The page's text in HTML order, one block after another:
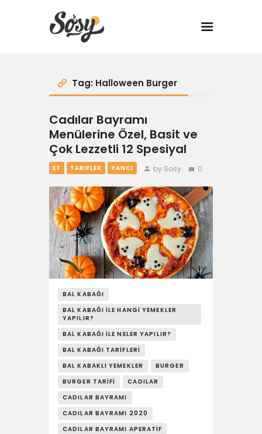
TARİFLER
YANCI
FIT
DRINK
BBQ 101
YAŞAM
Tag: Halloween Burger
Cadılar Bayramı
Menülerine Özel, Basit ve
Çok Lezzetli 12 Spesiyal
ET TARIFLER YANCI by Sosy 0
BAL KABAĞI
BAL KABAĞI ILE HANGI YEMEKLER
YAPILIR?
BAL KABAĞI ILE NELER YAPILIR?
BAL KABAĞI TARIFLERI
BAL KABAKLI YEMEKLER
BURGER
BURGER TARIFI
CADILAR
CADILAR BAYRAMI
CADILAR BAYRAMI 2020
CADILAR BAYRAMI APERATIF